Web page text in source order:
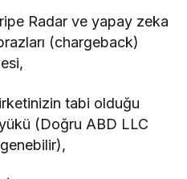
Radar ve yapay zeka
(chargeback)
tabi olduğu
(Doğru ABD LLC